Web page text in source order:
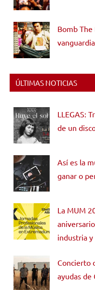
Bomb The
vanguardia
ÚLTIMAS NOTICIAS
LLEGAS:
de un
Así es la
ganar o
La MUM
industria
Concierto
ayudas de